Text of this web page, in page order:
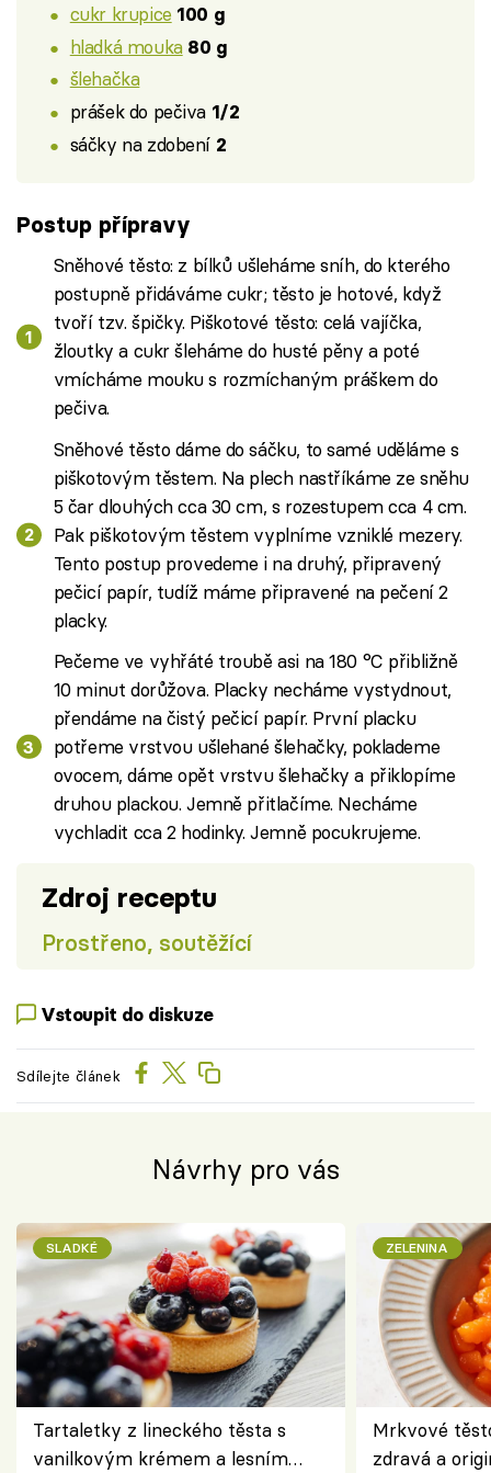
cukr krupice 100 g
hladká mouka 80 g
šlehačka
prášek do pečiva 1/2
sáčky na zdobení 2
Postup přípravy
Sněhové těsto: z bílků ušleháme sníh, do kterého
postupně přidáváme cukr; těsto je hotové, když
tvoří tzv. špičky. Piškotové těsto: celá vajíčka,
žloutky a cukr šleháme do husté pěny a poté
vmícháme mouku s rozmíchaným práškem do
pečiva.
Sněhové těsto dáme do sáčku, to samé uděláme s
piškotovým těstem. Na plech nastříkáme ze sněhu
5 čar dlouhých cca 30 cm, s rozestupem cca 4 cm.
Pak piškotovým těstem vyplníme vzniklé mezery.
Tento postup provedeme i na druhý, připravený
pečicí papír, tudíž máme připravené na pečení 2
placky.
Pečeme ve vyhřáté troubě asi na 180 °C přibližně
10 minut dorůžova. Placky necháme vystydnout,
přendáme na čistý pečicí papír. První placku
potřeme vrstvou ušlehané šlehačky, poklademe
ovocem, dáme opět vrstvu šlehačky a přiklopíme
druhou plackou. Jemně přitlačíme. Necháme
vychladit cca 2 hodinky. Jemně pocukrujeme.
Zdroj receptu
Prostřeno, soutěžící
Vstoupit do diskuze
Sdílejte článek
Návrhy pro vás
SLADKÉ
Tartaletky z lineckého těsta s
vanilkovým krémem a lesním
ZELENINA
Mrkvové
zdravá a